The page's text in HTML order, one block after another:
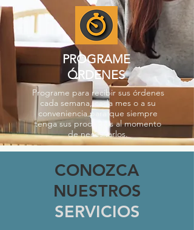
PROGRAME
ÓRDENES
Programe para recibir sus órdenes
cada semana, cada mes o a su
conveniencia para que siempre
tenga sus productos al momento
de necesitarlos.
CONOZCA
NUESTROS
SERVICIOS